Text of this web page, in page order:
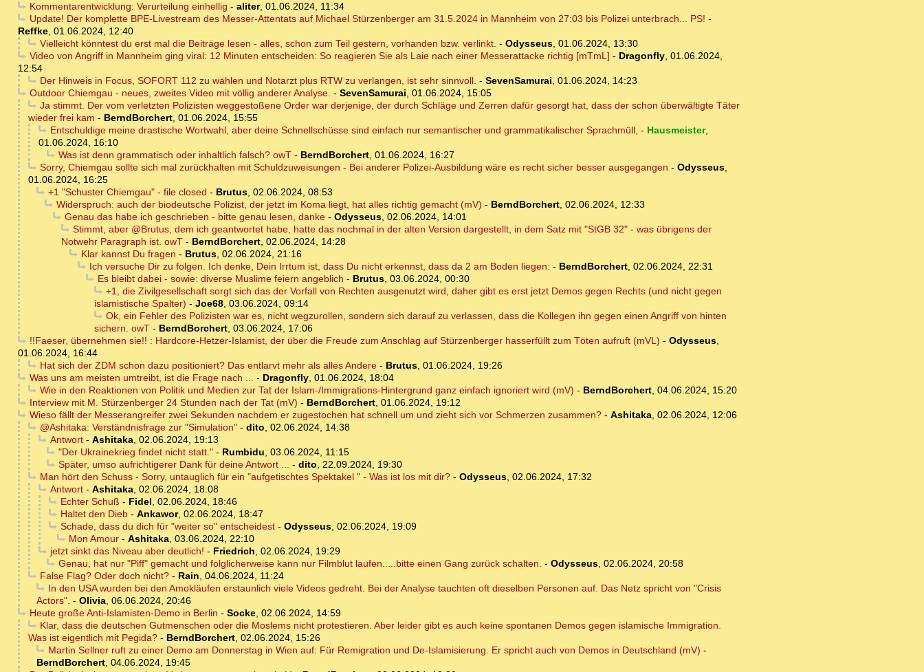
Kommentarentwicklung: Verurteilung einhellig - aliter, 01.06.2024, 11:34
Update! Der komplette BPE-Livestream des Messer-Attentats auf Michael Stürzenberger am 31.5.2024 in Mannheim von 27:03 bis Polizei unterbrach... PS! -
Reffke, 01.06.2024, 12:40
Vielleicht könntest du erst mal die Beiträge lesen - alles, schon zum Teil gestern, vorhanden bzw. verlinkt. - Odysseus, 01.06.2024, 13:30
Video von Angriff in Mannheim ging viral: 12 Minuten entscheiden: So reagieren Sie als Laie nach einer Messerattacke richtig [mTmL] - Dragonfly, 01.06.2024,
12:54
Der Hinweis in Focus, SOFORT 112 zu wählen und Notarzt plus RTW zu verlangen, ist sehr sinnvoll. - SevenSamurai, 01.06.2024, 14:23
Outdoor Chiemgau - neues, zweites Video mit völlig anderer Analyse. - SevenSamurai, 01.06.2024, 15:05
Ja stimmt. Der vom verletzten Polizisten weggestoßene Order war derjenige, der durch Schläge und Zerren dafür gesorgt hat, dass der schon überwältigte Täter
wieder frei kam - BerndBorchert, 01.06.2024, 15:55
Entschuldige meine drastische Wortwahl, aber deine Schnellschüsse sind einfach nur semantischer und grammatikalischer Sprachmüll, - Hausmeister,
01.06.2024, 16:10
Was ist denn grammatisch oder inhaltlich falsch? owT- BerndBorchert, 01.06.2024, 16:27
Sorry, Chiemgau sollte sich mal zurückhalten mit Schuldzuweisungen - Bei anderer Polizei-Ausbildung wäre es recht sicher besser ausgegangen - Odysseus,
01.06.2024, 16:25
+1 "Schuster Chiemgau" - file closed - Brutus, 02.06.2024, 08:53
Widerspruch: auch der biodeutsche Polizist, der jetzt im Koma liegt, hat alles richtig gemacht (mV) - BerndBorchert, 02.06.2024, 12:33
Genau das habe ich geschrieben - bitte genau lesen, danke- Odysseus, 02.06.2024, 14:01
Stimmt, aber @Brutus, dem ich geantwortet habe, hatte das nochmal in der alten Version dargestellt, in dem Satz mit "StGB 32" - was übrigens der
Notwehr Paragraph ist. owT - BerndBorchert, 02.06.2024, 14:28
Klar kannst Du fragen - Brutus, 02.06.2024, 21:16
Ich versuche Dir zu folgen. Ich denke, Dein Irrtum ist, dass Du nicht erkennst, dass da 2 am Boden liegen: - BerndBorchert, 02.06.2024, 22:31
Es bleibt dabei - sowie: diverse Muslime feiern angeblich - Brutus, 03.06.2024, 00:30
+1, die Zivilgesellschaft sorgt sich das der Vorfall von Rechten ausgenutzt wird, daher gibt es erst jetzt Demos gegen Rechts (und nicht gegen
islamistische Spalter) - Joe68, 03.06.2024, 09:14
Ok, ein Fehler des Polizisten war es, nicht wegzurollen, sondern sich darauf zu verlassen, dass die Kollegen ihn gegen einen Angriff von hinten
sichern. owT - BerndBorchert, 03.06.2024, 17:06
!!Faeser, übernehmen sie!! : Hardcore-Hetzer-Islamist, der über die Freude zum Anschlag auf Stürzenberger hasserfüllt zum Töten aufruft (mVL) - Odysseus,
01.06.2024, 16:44
Hat sich der ZDM schon dazu positioniert? Das entlarvt mehr als alles Andere- Brutus, 01.06.2024, 19:26
Was uns am meisten umtreibt, ist die Frage nach ... - Dragonfly, 01.06.2024, 18:04
Wie in den Reaktionen von Politik und Medien zur Tat der Islam-/Immigrations-Hintergrund ganz einfach ignoriert wird (mV) - BerndBorchert, 04.06.2024, 15:20
Interview mit M. Stürzenberger 24 Stunden nach der Tat (mV) - BerndBorchert, 01.06.2024, 19:12
Wieso fällt der Messerangreifer zwei Sekunden nachdem er zugestochen hat schnell um und zieht sich vor Schmerzen zusammen?- Ashitaka, 02.06.2024, 12:06
@Ashitaka: Verständnisfrage zur "Simulation"- dito, 02.06.2024, 14:38
Antwort- Ashitaka, 02.06.2024, 19:13
"Der Ukrainekrieg findet nicht statt."- Rumbidu, 03.06.2024, 11:15
Später, umso aufrichtigerer Dank für deine Antwort ... - dito, 22.09.2024, 19:30
Man hört den Schuss - Sorry, untauglich für ein "aufgetischtes Spektakel " - Was ist los mit dir?- Odysseus, 02.06.2024, 17:32
Antwort- Ashitaka, 02.06.2024, 18:08
Echter Schuß - Fidel, 02.06.2024, 18:46
Haltet den Dieb- Ankawor, 02.06.2024, 18:47
Schade, dass du dich für "weiter so" entscheidest- Odysseus, 02.06.2024, 19:09
Mon Amour- Ashitaka, 03.06.2024, 22:10
jetzt sinkt das Niveau aber deutlich! - Friedrich, 02.06.2024, 19:29
Genau, hat nur "Piff" gemacht und folglicherweise kann nur Filmblut laufen.....bitte einen Gang zurück schalten. - Odysseus, 02.06.2024, 20:58
False Flag? Oder doch nicht?- Rain, 04.06.2024, 11:24
In den USA wurden bei den Amokläufen erstaunlich viele Videos gedreht. Bei der Analyse tauchten oft dieselben Personen auf. Das Netz spricht von "Crisis
Actors". - Olivia, 06.06.2024, 20:46
Heute große Anti-Islamisten-Demo in Berlin - Socke, 02.06.2024, 14:59
Klar, dass die deutschen Gutmenschen oder die Moslems nicht protestieren. Aber leider gibt es auch keine spontanen Demos gegen islamische Immigration.
Was ist eigentlich mit Pegida? - BerndBorchert, 02.06.2024, 15:26
Martin Sellner ruft zu einer Demo am Donnerstag in Wien auf: Für Remigration und De-Islamisierung. Er spricht auch von Demos in Deutschland (mV) -
BerndBorchert, 04.06.2024, 19:45